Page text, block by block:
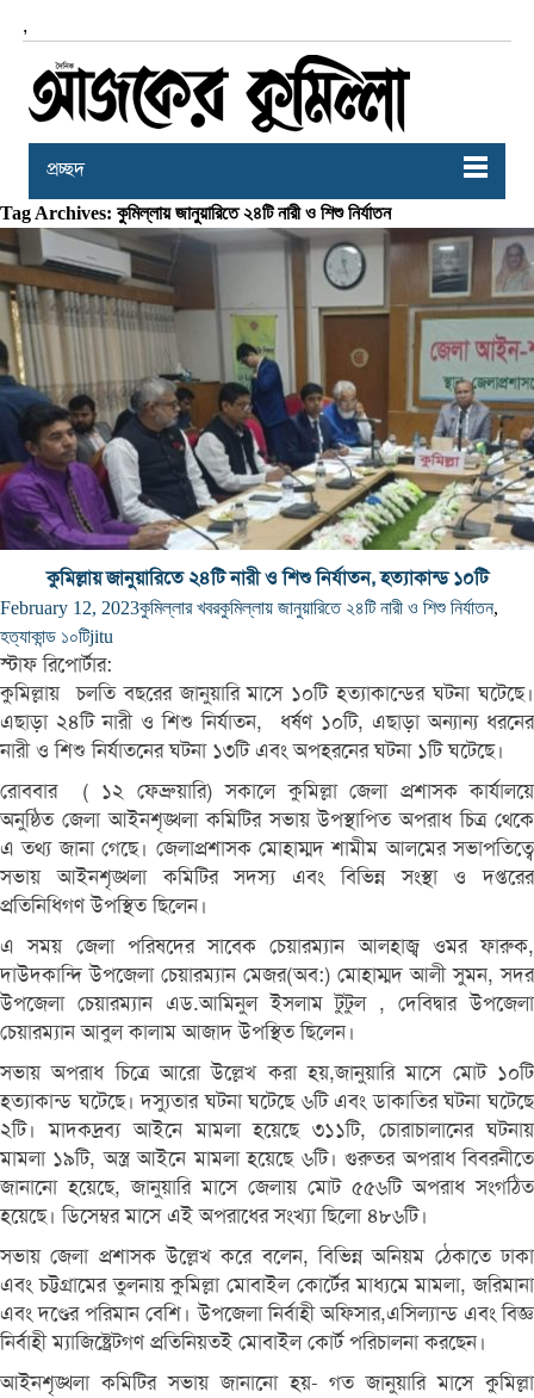
,
প্রচ্ছদ
Tag Archives: কুমিল্লায় জানুয়ারিতে ২৪টি নারী ও শিশু নির্যাতন
কুমিল্লায় জানুয়ারিতে ২৪টি নারী ও শিশু নির্যাতন, হত্যাকান্ড ১০টি
February 12, 2023কুমিল্লার খবরকুমিল্লায় জানুয়ারিতে ২৪টি নারী ও শিশু নির্যাতন,
হত্যাকান্ড ১০টিjitu
স্টাফ রিপোর্টার:
কুমিল্লায় চলতি বছরের জানুয়ারি মাসে ১০টি হত্যাকান্ডের ঘটনা ঘটেছে।
এছাড়া ২৪টি নারী ও শিশু নির্যাতন, ধর্ষণ ১০টি, এছাড়া অন্যান্য ধরনের
নারী ও শিশু নির্যাতনের ঘটনা ১৩টি এবং অপহরনের ঘটনা ১টি ঘটেছে।
রোববার ( ১২ ফেব্রুয়ারি) সকালে কুমিল্লা জেলা প্রশাসক কার্যালয়ে
অনুষ্ঠিত জেলা আইনশৃঙ্খলা কমিটির সভায় উপস্থাপিত অপরাধ চিত্র থেকে
এ তথ্য জানা গেছে। জেলাপ্রশাসক মোহাম্মদ শামীম আলমের সভাপতিত্বে
সভায় আইনশৃঙ্খলা কমিটির সদস্য এবং বিভিন্ন সংস্থা ও দপ্তরের
প্রতিনিধিগণ উপস্থিত ছিলেন।
এ সময় জেলা পরিষদের সাবেক চেয়ারম্যান আলহাজ্ব ওমর ফারুক,
দাউদকান্দি উপজেলা চেয়ারম্যান মেজর(অব:) মোহাম্মদ আলী সুমন, সদর
উপজেলা চেয়ারম্যান এড.আমিনুল ইসলাম টুটুল , দেবিদ্বার উপজেলা
চেয়ারম্যান আবুল কালাম আজাদ উপস্থিত ছিলেন।
সভায় অপরাধ চিত্রে আরো উল্লেখ করা হয়,জানুয়ারি মাসে মোট ১০টি
হত্যাকান্ড ঘটেছে। দস্যুতার ঘটনা ঘটেছে ৬টি এবং ডাকাতির ঘটনা ঘটেছে
২টি। মাদকদ্রব্য আইনে মামলা হয়েছে ৩১১টি, চোরাচালানের ঘটনায়
মামলা ১৯টি, অস্ত্র আইনে মামলা হয়েছে ৬টি। গুরুতর অপরাধ বিবরনীতে
জানানো হয়েছে, জানুয়ারি মাসে জেলায় মোট ৫৫৬টি অপরাধ সংগঠিত
হয়েছে। ডিসেম্বর মাসে এই অপরাধের সংখ্যা ছিলো ৪৮৬টি।
সভায় জেলা প্রশাসক উল্লেখ করে বলেন, বিভিন্ন অনিয়ম ঠেকাতে ঢাকা
এবং চট্টগ্রামের তুলনায় কুমিল্লা মোবাইল কোর্টের মাধ্যমে মামলা, জরিমানা
এবং দণ্ডের পরিমান বেশি। উপজেলা নির্বাহী অফিসার,এসিল্যান্ড এবং বিজ্ঞ
নির্বাহী ম্যাজিষ্ট্রেটগণ প্রতিনিয়তই মোবাইল কোর্ট পরিচালনা করছেন।
আইনশৃঙ্খলা কমিটির সভায় জানানো হয়- গত জানুয়ারি মাসে কুমিল্লা